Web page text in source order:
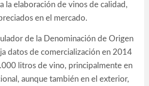
la elaboración de vinos de calidad,
en el mercado.
de la Denominación de Origen
datos de comercialización en 2014
litros de vino, principalmente en
aunque también en el exterior,